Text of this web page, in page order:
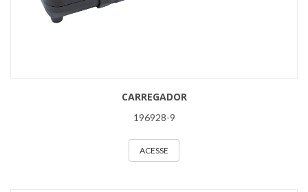
CARREGADOR
196928-9
ACESSE